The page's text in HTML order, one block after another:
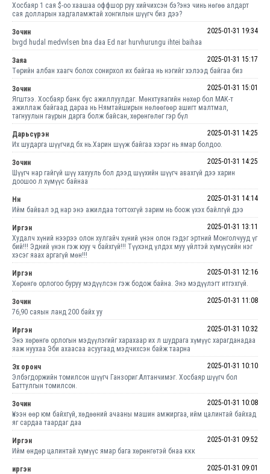
Хосбаяр 1 сая $-оо хаашаа оффшор руу хийчихсэн бэ?энэ чинь нөгөө алдарт
сая долларын хадгаламжтай хонгилын шүүгч биз дээ?
Зочин
2025-01-31 19:34
bvgd hudal medvvlsen bna daa Ed nar hurvhurungu ihtei baihaa
Заяа
2025-01-31 15:17
Төрийн албан хаагч болох сонирхол их байгаа нь нэгийг хэлээд байгаа биз
Зочин
2025-01-31 15:01
Ягштээ. Хосбаяр банк бус ажиллуулдаг. Мөнхтуяагийн нөхөр бол МАК-т
ажиллаж байгаад дараа нь Нямтайширын нөлөөгөөр ашигт малтмал,
тагнуулын гаүрын дарга болж байсан, хөрөнгөлөг гэр бүл
Дарьсүрэн
2025-01-31 14:25
Их шударга шүүгчид бх нь.Харин шүүж байгаа хэрэг нь ямар болдоо.
Зочин
2025-01-31 14:25
Шүүгч нар гайгүй шүү хахууль бол дээд шүүхийн шүүгч авахгүй дээ харин
доошоо л хүмүүс байнаа
Нн
2025-01-31 14:14
Ийм байвал эд нар энэ ажилдаа тогтохгүй зарим нь боож үхэх байлгүй дээ
Иргэн
2025-01-31 13:11
Худалч хүний нээрээ олон хулгайч хүний үнэн олон гэдэг эртний Монголчууд үг
бий!!! Эдний үнэн гэж юуу ч байхгүй!!! Түүхэнд үлдэх муу үйлтэй хүмүүсийн нэг
хэсэг яаах аргагүй мөн!!!
Иргэн
2025-01-31 12:16
Хөрөнгө орлогоо буруу мэдүүлсэн гэж бодож байна. Энэ мэдүүлэгт итгэхгүй.
Зочин
2025-01-31 11:08
76,90 саяын ланд 200 байх уу
Иргэн
2025-01-31 10:32
Энэ хөрөнгө орлогын мэдүүлэгийг харахаар их л шудрага хүмүүс харагданадаа
яаж нуухаа Эби ахаасаа асуугаад мэдчихсэн байж таарна
Эх оронч
2025-01-31 10:10
Элбэгдоржийн томилсон шүүгч Ганзориг.Алтанчимэг. Хосбаяр шүүгч бол
Баттулгын томилсон.
Зочин
2025-01-31 10:08
Үнээн өөр юм байхгүй, хөдөөний ачааны машин амжиргаа, ийм цалинтай байхад
яг сардаа таардаг даа
Иргэн
2025-01-31 09:52
Ийм өндөр цалинтай хүмүүс ямар бага хөрөнгөтэй бнаа ккк
иргэн
2025-01-31 09:01